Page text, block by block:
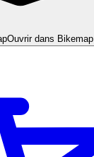
Ouvrir dans Bikemap